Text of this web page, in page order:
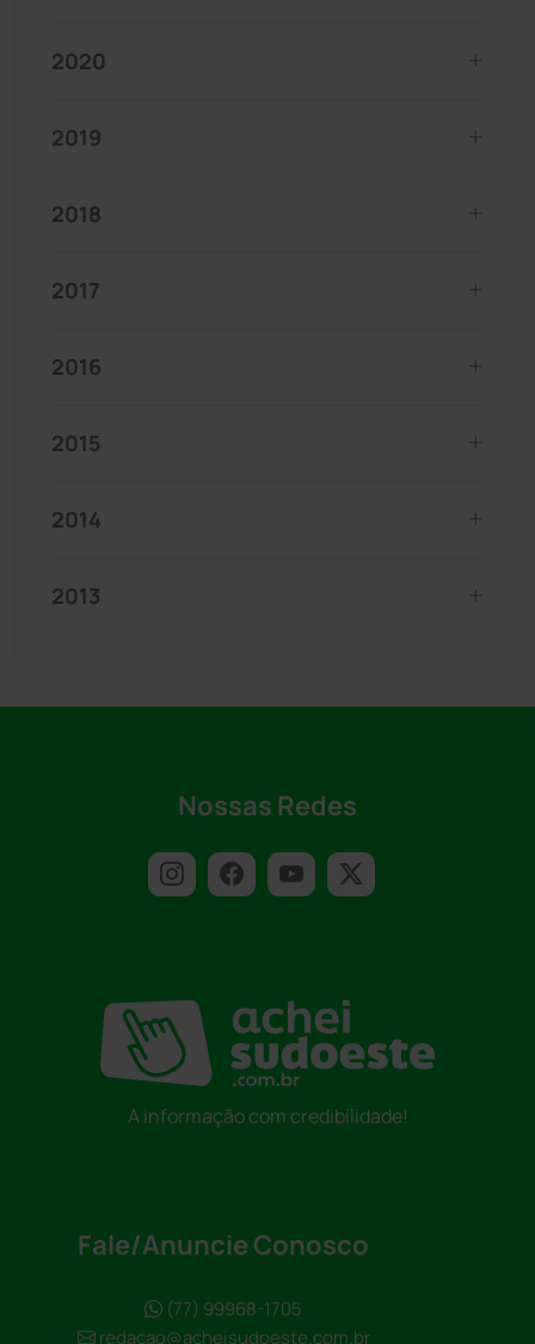
2020
2019
2018
2017
2016
2015
2014
2013
Nossas Redes
A informação com credibilidade!
Fale/Anuncie Conosco
(77) 99968-1705
redacao@acheisudoeste.com.br